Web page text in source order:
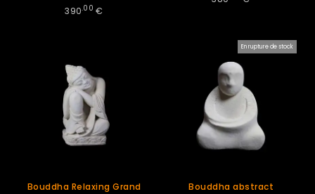
390.00 €
Bouddha Relaxing Grand
En rupture de stock
Bouddha abstract